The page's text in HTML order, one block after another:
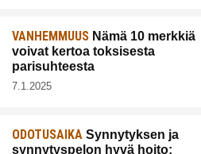
VANHEMMUUS Nämä 10 merkkiä
voivat kertoa toksisesta
parisuhteesta
7.1.2025
ODOTUSAIKA Synnytyksen ja
synnytyspelon hyvä hoito: